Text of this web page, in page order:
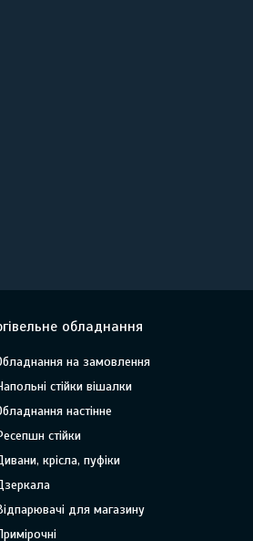
обладнання
на замовлення
стійки вішалки
настінне
стійки
крісла, пуфіки
для магазину